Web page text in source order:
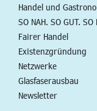
Handel und
SO NAH. SO GUT. SO
Fairer Handel
Existenzgründung
Netzwerke
Glasfaserausbau
Newsletter